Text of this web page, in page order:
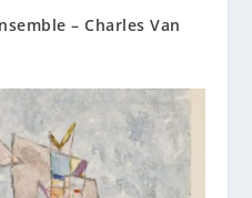
– Charles Van